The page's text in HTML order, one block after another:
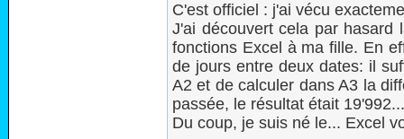
C'est officiel : j'ai vécu
J'ai découvert cela par hasard
fonctions Excel à ma fille. En
de jours entre deux dates: il
A2 et de calculer dans A3 la
passée, le résultat était 19'992...
Du coup, je suis né le... Excel